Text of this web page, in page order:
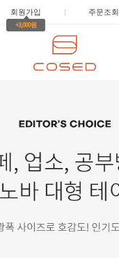
회원가입 |
+3,000원
주문조회